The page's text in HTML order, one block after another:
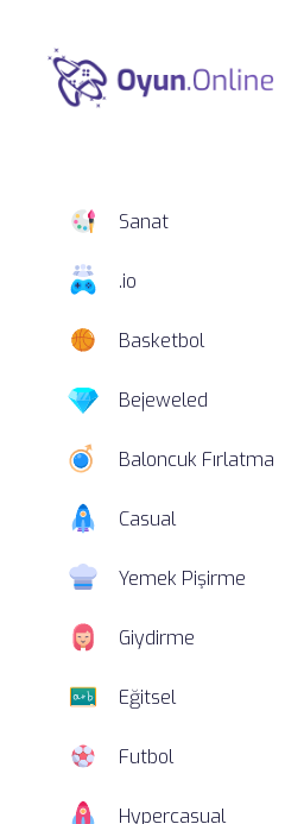
Sanat
.io
Basketbol
Bejeweled
Baloncuk Fırlatma
Casual
Yemek Pişirme
Giydirme
Eğitsel
Futbol
Hypercasual